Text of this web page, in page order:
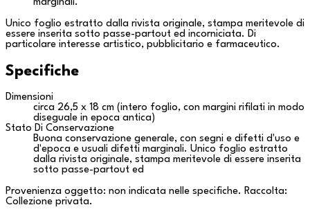
marginali.
Unico foglio estratto dalla rivista originale, stampa meritevole di
essere inserita sotto passe-partout ed incorniciata. Di
particolare interesse artistico, pubblicitario e farmaceutico.
Specifiche
Dimensioni
circa 26,5 x 18 cm (intero foglio, con margini rifilati in modo
diseguale in epoca antica)
Stato Di Conservazione
Buona conservazione generale, con segni e difetti d'uso e
d'epoca e usuali difetti marginali. Unico foglio estratto
dalla rivista originale, stampa meritevole di essere inserita
sotto passe-partout ed
Provenienza oggetto: non indicata nelle specifiche. Raccolta:
Collezione privata.